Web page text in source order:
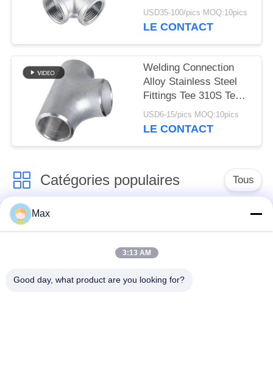
Tee SGS Certification
USD35-100/pics MOQ:10pics
LE CONTACT
Welding Connection
Alloy Stainless Steel
Fittings Tee 310S Tee
Round Head Code
USD6-15/pics MOQ:10pics
LE CONTACT
Catégories populaires Tous
Tuyau d'alliage de
inoxydable duplex
superbe
tuyau d'acier
Max
3:13 AM
Good day, what product are you looking for?